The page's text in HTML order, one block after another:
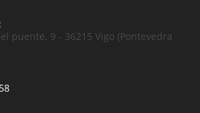
puente, 9 - 36215 Vigo (Pontevedra